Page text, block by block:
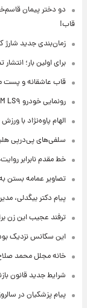
دو دختر پیمان
قاب!
زمان‌بندی جدید شارژ کالابرگ
برای اولین بار؛
قاب عاشقانه و پست
رونمایی خودرو IM LS۹ توسط نیکا موتور ، لوکس ترین شاسی بلند EREV در ایران
الهام پاوه‌نژاد با
سلفی‌های پی‌درپی
خط مقدم نابرابر
تصاویر عمامه بستن
پیام دکتر بیگدلی،
ترفند عجیب این زن
این سکانس نزدیک
خانه مجلل محمد
شرایط جدید قانون
پیام پزشکیان در